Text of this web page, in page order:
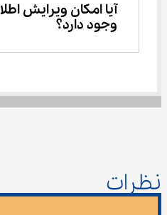
آیا امکان ویرایش
وجود دارد؟
نظرات